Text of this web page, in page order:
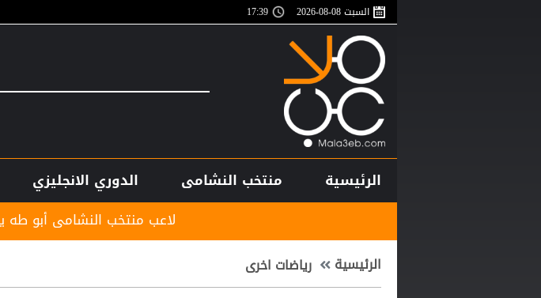
السبت 08-08-2026 17:40
الرئيسية منتخب النشامى الدوري الانجليزي
لاعب منتخب النشامى أبو طه ينضم لنادي
الرئيسية رياضات اخرى